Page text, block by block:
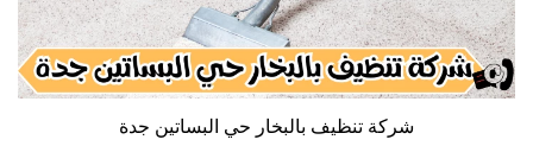
شركة تنظيف بالبخار حي البساتين جدة